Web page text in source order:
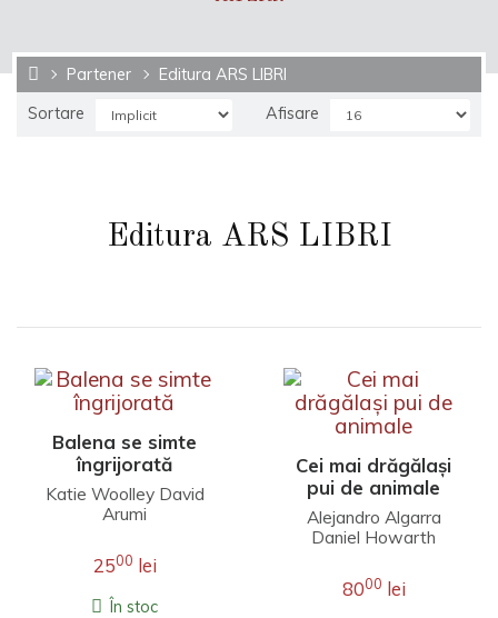
Partener
Editura ARS LIBRI
Sortare
Afisare
Editura ARS LIBRI
Balena se simte
îngrijorată
Katie Woolley David
Arumi
2500 lei
În stoc
Cei mai drăgălași
pui de animale
Alejandro Algarra
Daniel Howarth
8000 lei